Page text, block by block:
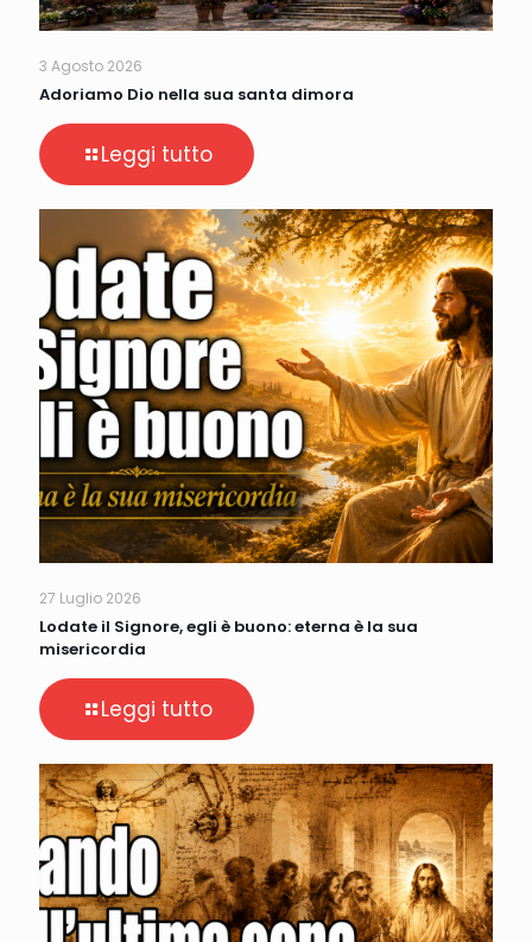
3 Agosto 2026
Adoriamo Dio nella sua santa dimora
Leggi tutto
27 Luglio 2026
Lodate il Signore, egli è buono: eterna è la sua
misericordia
Leggi tutto